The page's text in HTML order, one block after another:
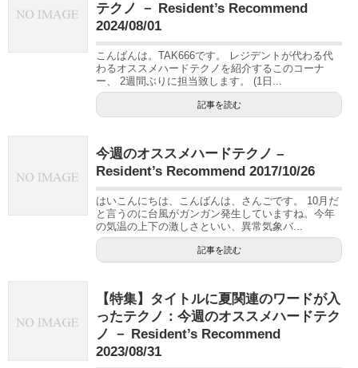
テクノ － Resident’s Recommend
2024/08/01
こんばんは。TAK666です。 レジデントが代わる代
わるオススメハードテクノを紹介するこのコーナ
ー、 2週間ぶりに担当致します。 (1日...
記事を読む
今週のオススメハードテクノ –
Resident’s Recommend 2017/10/26
はいこんにちは、こんばんは、さんごです。 10月だ
と言うのに台風がガンガン発生していますね。今年
の気温の上下の激しさといい、異常気象バ...
記事を読む
【特集】タイトルに夏関連のワードが入
ったテクノ：今週のオススメハードテク
ノ － Resident’s Recommend
2023/08/31